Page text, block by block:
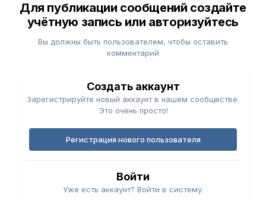
Для публикации сообщений создайте
учётную запись или авторизуйтесь
Вы должны быть пользователем, чтобы оставить
комментарий
Создать аккаунт
Зарегистрируйте новый аккаунт в нашем сообществе.
Это очень просто!
Регистрация нового пользователя
Войти
Уже есть аккаунт? Войти в систему.